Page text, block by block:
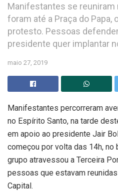
Manifestantes se reuniram
foram até a Praça do Papa,
protesto. Pessoas
presidente quer implantar
maio 27, 2019
Manifestantes percorreram
no Espírito Santo, na tarde
em apoio ao presidente Jair
começou por volta das 14h, no
grupo atravessou a Terceira
pessoas que estavam
Capital.